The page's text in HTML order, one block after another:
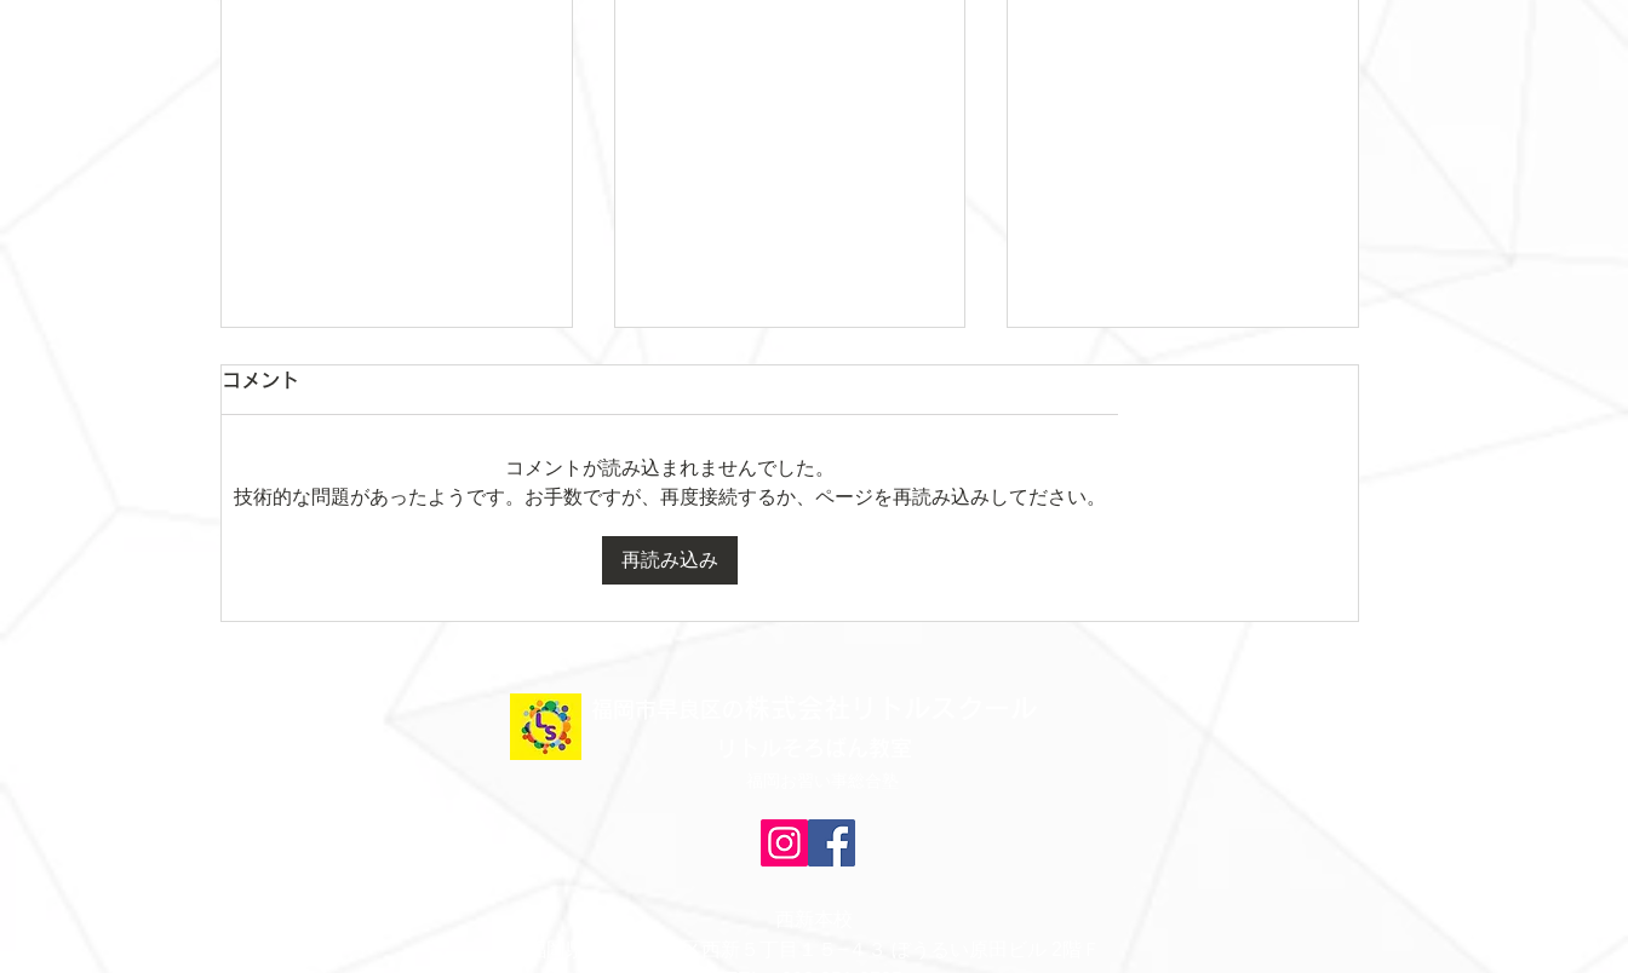
ト！！！
水曜日レッスンスター
ト！！！
ト！！！
コメント
コメントが読み込まれませんでした。
技術的な問題があったようです。お手数ですが、再度接続するか、ページを再読み込みしてださい。
再読み込み